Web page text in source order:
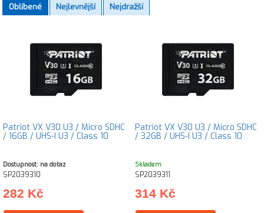
Oblíbené
Nejlevnější Nejdražší
Patriot VX V30 U3 / Micro SDHC
/ 16GB / UHS-I U3 / Class 10
Dostupnost: na dotaz
SP2039310
282 Kč
Patriot VX V30 U3 / Micro SDHC
/ 32GB / UHS-I U3 / Class 10
Skladem
SP2039311
314 Kč